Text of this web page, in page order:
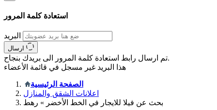
استعادة كلمة المرور
البريد
تم ارسال رابط استعادة كلمة المرور الى بريدك بنجاح.
هذا البريد غير مسجل في قائمة الأعضاء
الصفحة الرئيسية
اعلانات الشقق والمنازل
بحث عن فيلا للايجار في الخط الأخضر » رهط